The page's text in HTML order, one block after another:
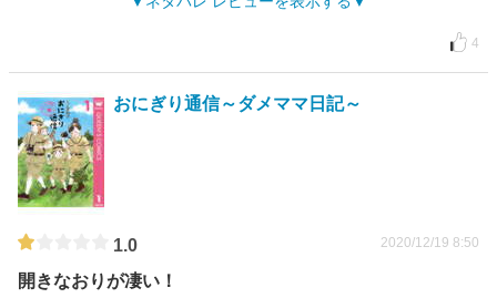
4
おにぎり通信～ダメママ日記～
1.0 2020/12/19 8:50
開きなおりが凄い！